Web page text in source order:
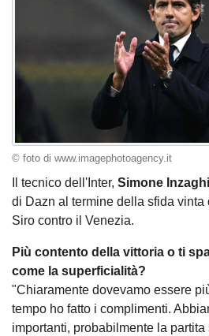
© foto di www.imagephotoagency.it
Il tecnico dell'Inter, Simone Inzaghi
di Dazn al termine della sfida vinta
Siro contro il Venezia.
Più contento della vittoria o ti
come la superficialità?
"Chiaramente dovevamo essere
tempo ho fatto i complimenti.
importanti, probabilmente la partita